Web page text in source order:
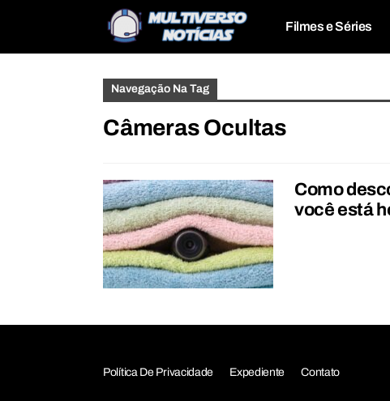
Filmes e Séries
Navegação Na Tag
Câmeras Ocultas
Como
você está
Política De Privacidade Expediente Contato